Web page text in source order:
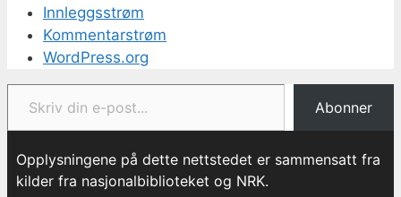
Innleggsstrøm
Kommentarstrøm
WordPress.org
Skriv din e-post...
Abonner
Opplysningene på dette nettstedet er sammensatt fra
kilder fra nasjonalbiblioteket og NRK.